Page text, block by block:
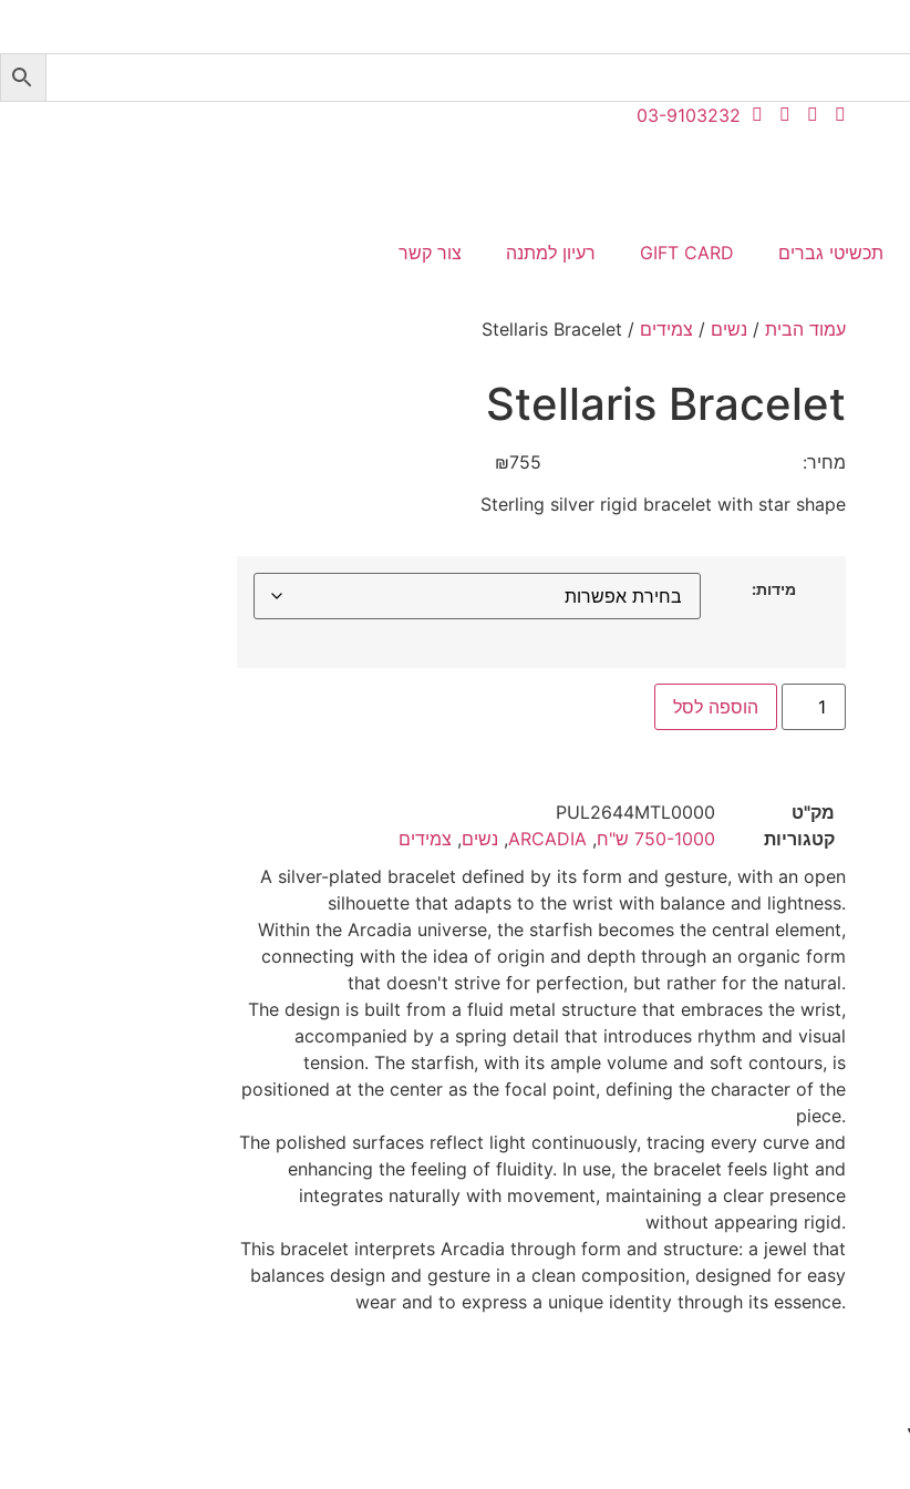
03-9103232
תכשיטי גברים GIFT CARD רעיון למתנה צור קשר
עמוד הבית / נשים / צמידים / Stellaris Bracelet
Stellaris Bracelet
מחיר: ₪755
Sterling silver rigid bracelet with star shape
מידות:
הוספה לסל
מק"ט
PUL2644MTL0000
קטגוריות
750-1000 ש"ח ,
ARCADIA
, נשים, צמידים
A silver-plated bracelet defined by its form and gesture, with an open
silhouette that adapts to the wrist with balance and lightness.
Within the Arcadia universe, the starfish becomes the central element,
connecting with the idea of ​​origin and depth through an organic form
that doesn't strive for perfection, but rather for the natural.
The design is built from a fluid metal structure that embraces the wrist,
accompanied by a spring detail that introduces rhythm and visual
tension. The starfish, with its ample volume and soft contours, is
positioned at the center as the focal point, defining the character of the
piece.
The polished surfaces reflect light continuously, tracing every curve and
enhancing the feeling of fluidity. In use, the bracelet feels light and
integrates naturally with movement, maintaining a clear presence
without appearing rigid.
This bracelet interprets Arcadia through form and structure: a jewel that
balances design and gesture in a clean composition, designed for easy
wear and to express a unique identity through its essence.